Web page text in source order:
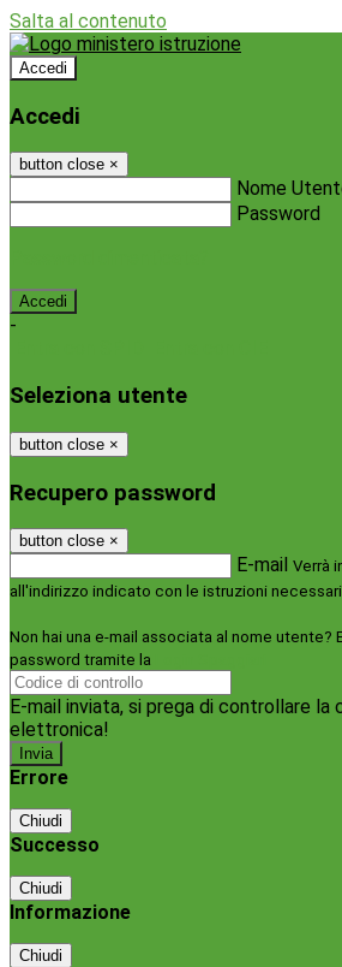
Salta al contenuto
Accedi
Accedi
button close ×
Nome
Password
-
Seleziona utente
button close ×
Recupero password
button close ×
E-mail Verrà
all'indirizzo indicato con le istruzioni
Non hai una e-mail associata al nome utente?
password tramite la
E-mail inviata, si prega di controllare la
elettronica!
Errore
Chiudi
Successo
Chiudi
Informazione
Chiudi